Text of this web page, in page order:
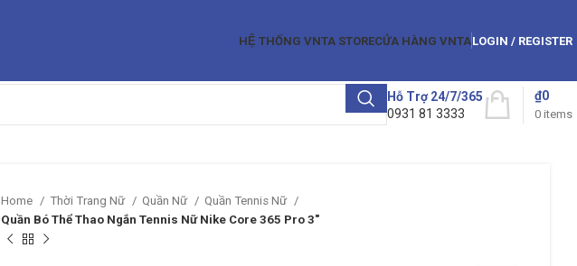
HỆ THỐNG VNTA STORECỬA HÀNG VNTALOGIN / REGISTER
Hỗ Trợ 24/7/365
0931 81 3333
0 items
₫0
Home Thời Trang Nữ Quần Nữ
Quần Tennis Nữ
Quần Bó Thể Thao Ngắn Tennis Nữ Nike Core 365 Pro 3″